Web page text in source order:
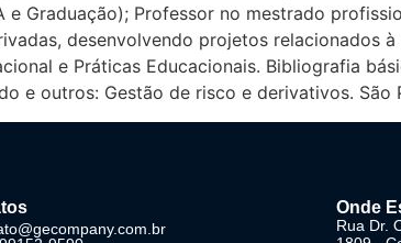
Graduação); Professor no mestrado
desenvolvendo projetos relacionados
e Práticas Educacionais. Bibliografia
e outros: Gestão de risco e derivativos. São
Onde
Rua Dr.